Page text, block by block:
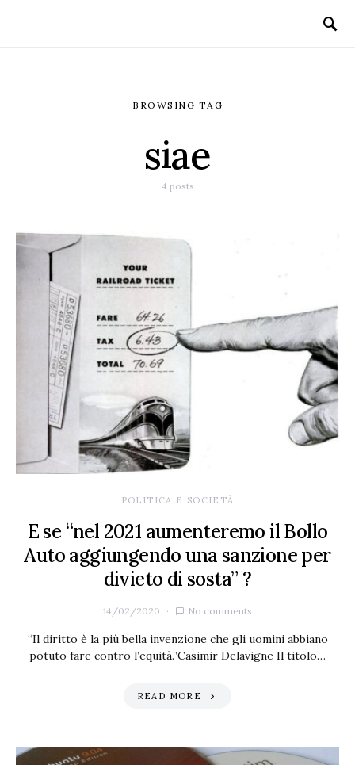
BROWSING TAG
siae
4 posts
POLITICA E SOCIETÀ
E se “nel 2021 aumenteremo il Bollo
Auto aggiungendo una sanzione per
divieto di sosta” ?
14/02/2020 No comments
“Il diritto è la più bella invenzione che gli uomini abbiano
potuto fare contro l’equità.”Casimir Delavigne Il titolo…
READ MORE